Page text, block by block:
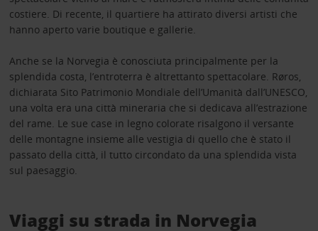
costiere. Di recente, il quartiere ha attirato diversi artisti che
hanno aperto varie boutique e gallerie.
Anche se la Norvegia è conosciuta principalmente per la
splendida costa, l’entroterra è altrettanto spettacolare. Røros,
dichiarata Sito Patrimonio Mondiale dell’Umanità dall’UNESCO,
una volta era una città mineraria che si dedicava all’estrazione
del rame. Le sue case in legno colorate risalgono il versante
delle montagne insieme alle vestigia di quello che è stato il
passato della città, il tutto circondato da una splendida vista
sul paesaggio.
Viaggi su strada in Norvegia